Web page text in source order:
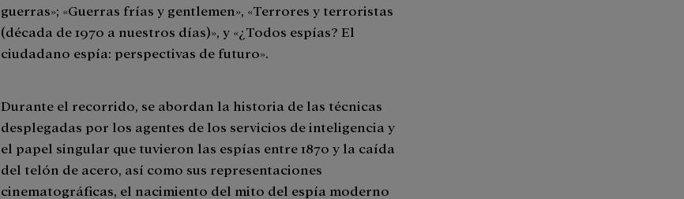
guerras»; «Guerras frías y gentlemen», «Terrores y terroristas
(década de 1970 a nuestros días)», y «¿Todos espías? El
ciudadano espía: perspectivas de futuro».
Durante el recorrido, se abordan la historia de las técnicas
desplegadas por los agentes de los servicios de inteligencia y
el papel singular que tuvieron las espías entre 1870 y la caída
del telón de acero, así como sus representaciones
cinematográficas, el nacimiento del mito del espía moderno